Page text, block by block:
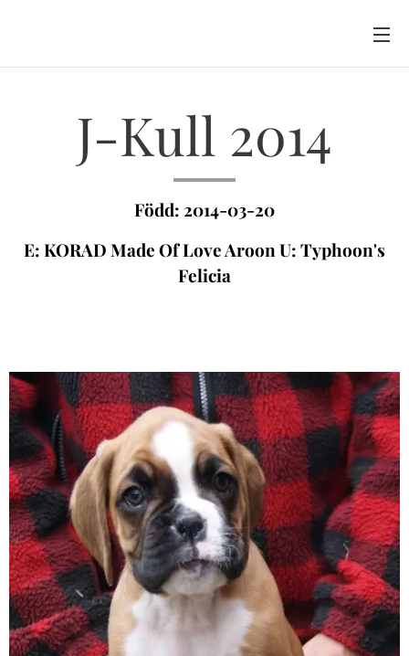
J-Kull 2014
Född: 2014-03-20
E: KORAD Made Of Love Aroon U: Typhoon's
Felicia